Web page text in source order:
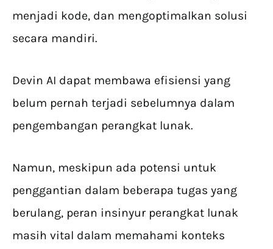
menjadi kode, dan mengoptimalkan solusi
secara mandiri.
Devin AI dapat membawa efisiensi yang
belum pernah terjadi sebelumnya dalam
pengembangan perangkat lunak.
Namun, meskipun ada potensi untuk
penggantian dalam beberapa tugas yang
berulang, peran insinyur perangkat lunak
masih vital dalam memahami konteks